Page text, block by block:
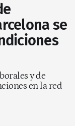
se
y de
en la red